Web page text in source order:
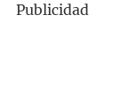
Publicidad